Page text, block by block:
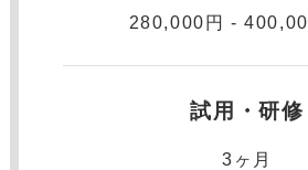
280,000円 -
試用・研修
3ヶ月